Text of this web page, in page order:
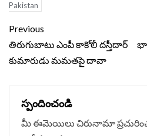
Pakistan
Continue
Reading
Previous
తిరుగుబాటు ఎంపీ కాకోలీ దస్తీదార్
కుమారుడు మమతపై దావా
స్పందించండి
మీ ఈమెయిలు చిరునామా